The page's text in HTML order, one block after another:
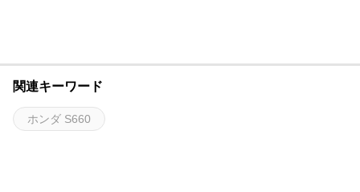
関連キーワード
ホンダ S660